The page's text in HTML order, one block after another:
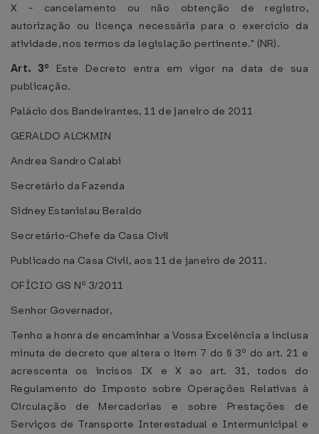
X - cancelamento ou não obtenção de registro,
autorização ou licença necessária para o exercício da
atividade, nos termos da legislação pertinente." (NR).
Art. 3º Este Decreto entra em vigor na data de sua
publicação.
Palácio dos Bandeirantes, 11 de janeiro de 2011
GERALDO ALCKMIN
Andrea Sandro Calabi
Secretário da Fazenda
Sidney Estanislau Beraldo
Secretário-Chefe da Casa Civil
Publicado na Casa Civil, aos 11 de janeiro de 2011.
OFÍCIO GS Nº 3/2011
Senhor Governador,
Tenho a honra de encaminhar a Vossa Excelência a inclusa
minuta de decreto que altera o item 7 do § 3º do art. 21 e
acrescenta os incisos IX e X ao art. 31, todos do
Regulamento do Imposto sobre Operações Relativas à
Circulação de Mercadorias e sobre Prestações de
Serviços de Transporte Interestadual e Intermunicipal e